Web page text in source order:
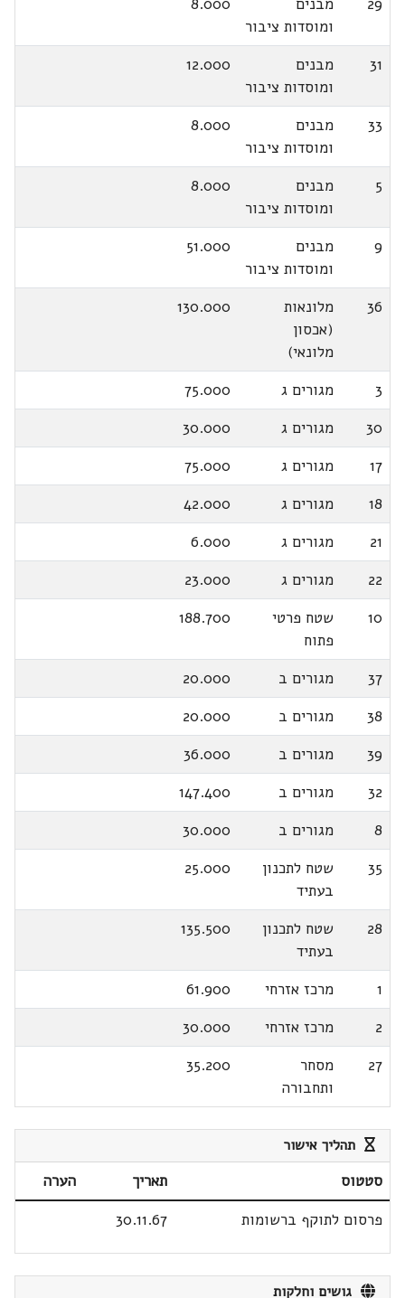
ומוסדות ציבור
31
מבנים
ומוסדות ציבור
12.000
33
מבנים
ומוסדות ציבור
8.000
5
מבנים
ומוסדות ציבור
8.000
9
מבנים
ומוסדות ציבור
51.000
36
מלונאות
(אכסון
מלונאי)
130.000
3 מגורים ג
75.000
30
מגורים ג
30.000
17
מגורים ג
75.000
18
מגורים ג
42.000
21
מגורים ג
6.000
22
מגורים ג
23.000
10
שטח פרטי
פתוח
188.700
37 מגורים ב
20.000
38
מגורים ב
20.000
39
מגורים ב
36.000
32
מגורים ב
147.400
8
מגורים ב
30.000
35
שטח לתכנון
בעתיד
25.000
28
שטח לתכנון
בעתיד
135.500
1 מרכז אזרחי
61.900
2
מרכז אזרחי
30.000
27
מסחר
ותחבורה
35.200
תהליך אישור
סטטוס תאריך
הערה
פרסום לתוקף ברשומות
30.11.67
גושים וחלקות